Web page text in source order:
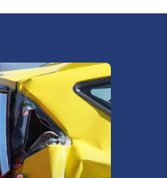
oferty